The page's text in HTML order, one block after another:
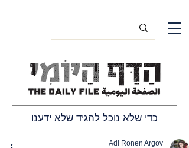
כדי שלא נוכל להגיד שלא ידענו
Adi Ronen Argov